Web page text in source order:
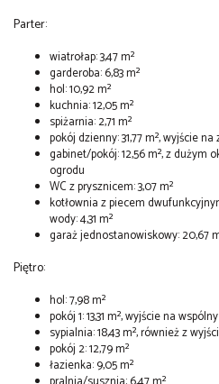
Parter:
wiatrołap: 3,47 m²
garderoba: 6,83 m²
hol: 10,92 m²
kuchnia: 12,05 m²
spiżarnia: 2,71 m²
pokój dzienny: 31,77 m², wyjście
gabinet/pokój: 12,56 m², z dużym
ogrodu
WC z prysznicem: 3,07 m²
kotłownia z piecem
wody: 4,31 m²
garaż jednostanowiskowy: 20,67
Piętro:
hol: 7,98 m²
pokój 1: 13,31 m², wyjście na
sypialnia: 18,43 m², również z
pokój 2: 12,79 m²
łazienka: 9,05 m²